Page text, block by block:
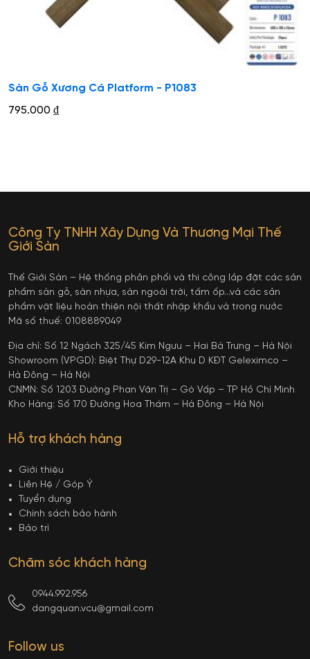
Sàn Gỗ Xương Cá Platform - P1083
795.000 ₫
Công Ty TNHH Xây Dựng Và Thương Mại Thế
Giới Sàn
Thế Giới Sàn – Hệ thống phân phối và thi công lắp đặt các sản
phẩm sàn gỗ, sàn nhựa, sàn ngoài trời, tấm ốp…và các sản
phẩm vật liệu hoàn thiện nội thất nhập khẩu và trong nước
Mã số thuế: 0108889049
Địa chỉ: Số 12 Ngách 325/45 Kim Ngưu – Hai Bà Trưng – Hà Nội
Showroom (VPGD): Biệt Thự D29-12A Khu D KĐT Geleximco –
Hà Đông – Hà Nội
CNMN: Số 1203 Đường Phan Văn Trị – Gò Vấp – TP Hồ Chí Minh
Kho Hàng: Số 170 Đường Hoa Thám – Hà Đông – Hà Nội
Hỗ trợ khách hàng
Giới thiệu
Liên Hệ / Góp Ý
Tuyển dụng
Chính sách bảo hành
Bảo trì
Chăm sóc khách hàng
0944.992.956
dangquan.vcu@gmail.com
Follow us